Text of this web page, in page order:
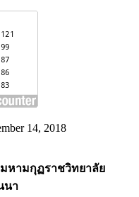
14, 2018
หามกุฏราชวิทยาลัย
นา